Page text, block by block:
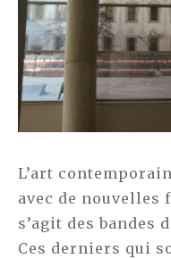
L’art
avec de
s’agit des bandes
Ces derniers qui